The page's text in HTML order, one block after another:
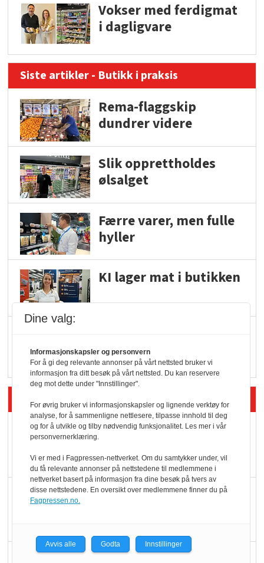
Vokser med ferdigmat
i dagligvare
Siste artikler - Butikk i praksis
Rema-flaggskip
dundrer videre
Slik opprettholdes
ølsalget
Færre varer, men fulle
hyller
KI lager mat i butikken
Rema i 2025
Siste artikler - Økologisk
Kolonihagens norske
melkemangel
Marit Kolby vant
Blir enklere å velge
Dine valg:
Informasjonskapsler og personvern
For å gi deg relevante annonser på vårt nettsted bruker vi
informasjon fra ditt besøk på vårt nettsted. Du kan reservere
deg mot dette under "Innstillinger".
For øvrig bruker vi informasjonskapsler og lignende verktøy for
analyse, for å sammenligne nettlesere, tilpasse innhold til deg
og for å utvikle og tilby nødvendig funksjonalitet. Les mer i vår
personvernerklæring.
Vi er med i Fagpressen-nettverket. Om du samtykker under, vil
du få relevante annonser på nettstedene til medlemmene i
nettverket basert på informasjon fra dine besøk på tvers av
disse nettstedene. En oversikt over medlemmene finner du på
Fagpressen.no.
Avvis alle Godta Innstillinger